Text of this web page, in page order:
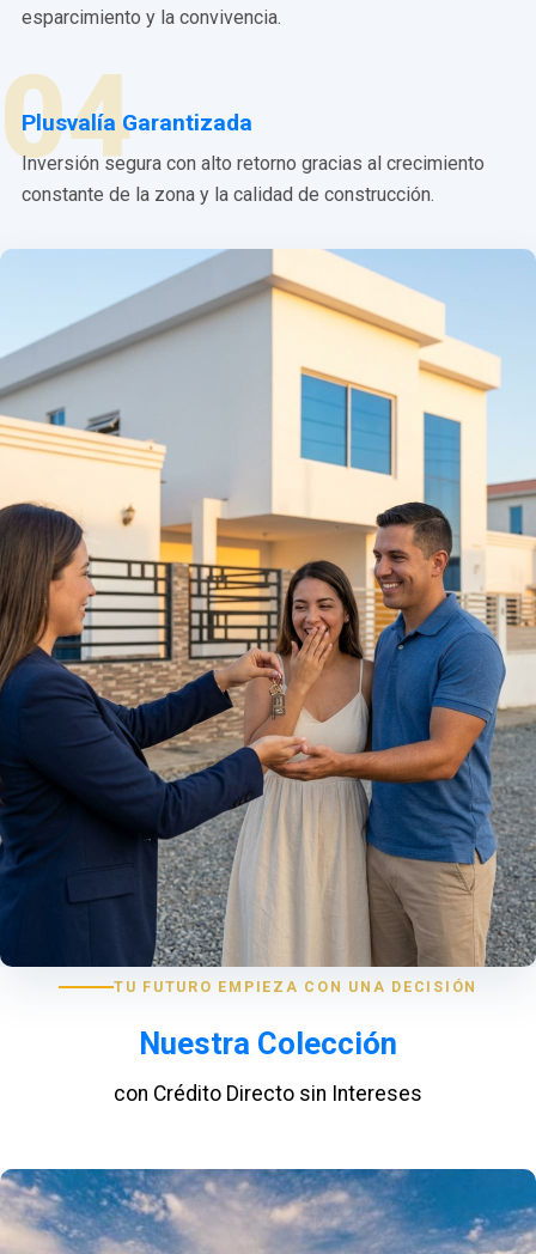
esparcimiento y la convivencia.
04
Plusvalía Garantizada
Inversión segura con alto retorno gracias al crecimiento
constante de la zona y la calidad de construcción.
TU FUTURO EMPIEZA CON UNA DECISIÓN
Nuestra Colección
con Crédito Directo sin Intereses